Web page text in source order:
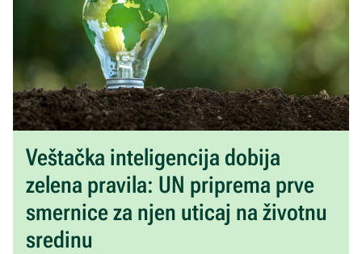
Veštačka inteligencija dobija
zelena pravila: UN priprema prve
smernice za njen uticaj na životnu
sredinu